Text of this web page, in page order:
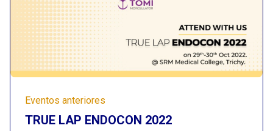
Eventos anteriores
TRUE LAP ENDOCON 2022